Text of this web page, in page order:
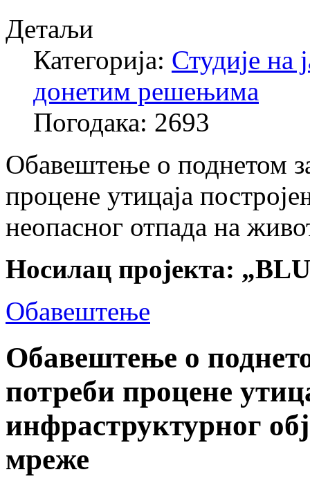
Детаљи
Категорија: Студије на
донетим решењима
Погодака: 2693
Обавештење о поднетом
процене утицаја
неопасног отпада на
Носилац пројекта:
Обавештење
Обавештење о
потреби процене
инфраструктурног
мреже